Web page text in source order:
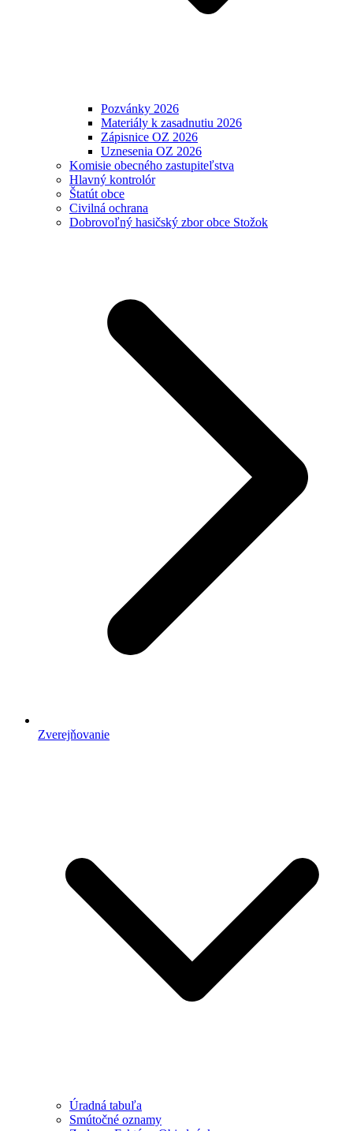
Pozvánky 2026
Materiály k zasadnutiu 2026
Zápisnice OZ 2026
Uznesenia OZ 2026
Komisie obecného zastupiteľstva
Hlavný kontrolór
Štatút obce
Civilná ochrana
Dobrovoľný hasičský zbor obce Stožok
Zverejňovanie
Úradná tabuľa
Smútočné oznamy